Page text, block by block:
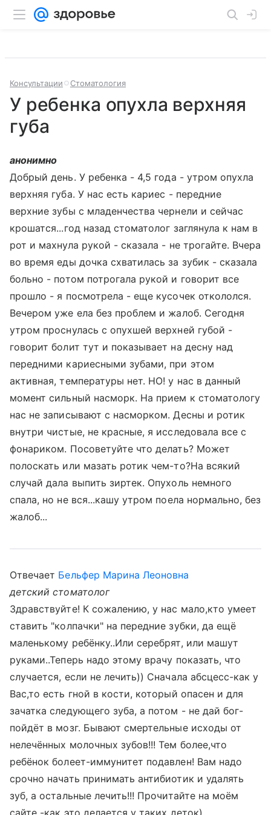
Консультации Стоматология
У ребенка опухла верхняя
губа
анонимно
Добрый день. У ребенка - 4,5 года - утром опухла
верхняя губа. У нас есть кариес - передние
верхние зубы с младенчества чернели и сейчас
крошатся...год назад стоматолог заглянула к нам в
рот и махнула рукой - сказала - не трогайте. Вчера
во время еды дочка схватилась за зубик - сказала
больно - потом потрогала рукой и говорит все
прошло - я посмотрела - еще кусочек откололся.
Вечером уже ела без проблем и жалоб. Сегодня
утром проснулась с опухшей верхней губой -
говорит болит тут и показывает на десну над
передними кариесными зубами, при этом
активная, температуры нет. НО! у нас в данный
момент сильный насморк. На прием к стоматологу
нас не записывают с насморком. Десны и ротик
внутри чистые, не красные, я исследовала все с
фонариком. Посоветуйте что делать? Может
полоскать или мазать ротик чем-то?На всякий
случай дала выпить зиртек. Опухоль немного
спала, но не вся...кашу утром поела нормально, без
жалоб...
Отвечает Бельфер Марина Леоновна
детский стоматолог
Здравствуйте! К сожалению, у нас мало,кто умеет
ставить "колпачки" на передние зубки, да ещё
маленькому ребёнку..Или серебрят, или машут
руками..Теперь надо этому врачу показать, что
случается, если не лечить)) Сначала абсцесс-как у
Вас,то есть гной в кости, который опасен и для
зачатка следующего зуба, а потом - не дай бог-
пойдёт в мозг. Бывают смертельные исходы от
нелечённых молочных зубов!!! Тем более,что
ребёнок болеет-иммунитет подавлен! Вам надо
срочно начать принимать антибиотик и удалять
зуб, а остальные лечить!!! Прочитайте на моём
сайте -как это делается у таких деток)